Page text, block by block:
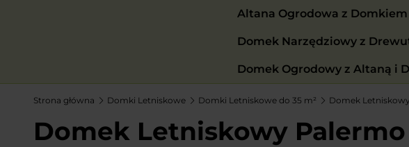
Altana Ogrodowa z
Domek Narzędziowy z
Domek Ogrodowy z Altaną i
Strona główna Domki Letniskowe Domki Letniskowe do 35 m² Domek
Domek Letniskowy Palermo